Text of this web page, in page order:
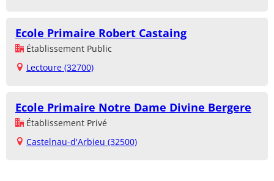
Ecole Primaire Robert Castaing
Établissement Public
Lectoure (32700)
Ecole Primaire Notre Dame Divine Bergere
Établissement Privé
Castelnau-d'Arbieu (32500)